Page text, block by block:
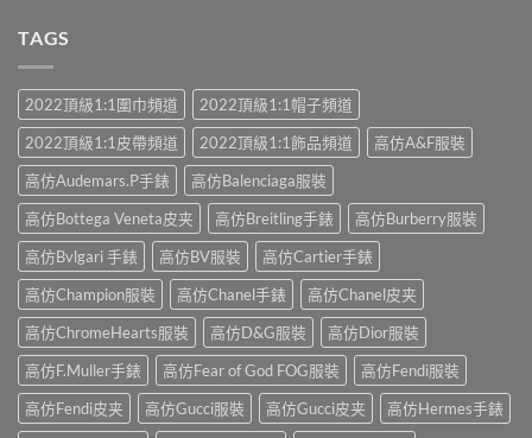
TAGS
2022頂級1:1圍巾頻道
2022頂級1:1帽子頻道
2022頂級1:1皮帶頻道
2022頂級1:1飾品頻道
高仿A&F服裝
高仿Audemars.P手錶
高仿Balenciaga服裝
高仿Bottega Veneta皮夹
高仿Breitling手錶
高仿Burberry服裝
高仿Bvlgari 手錶
高仿BV服裝
高仿Cartier手錶
高仿Champion服裝
高仿Chanel手錶
高仿Chanel皮夹
高仿ChromeHearts服裝
高仿D&G服裝
高仿Dior服裝
高仿F.Muller手錶
高仿Fear of God FOG服裝
高仿Fendi服裝
高仿Fendi皮夹
高仿Gucci服裝 高仿Gucci皮夹
高仿Hermes手錶